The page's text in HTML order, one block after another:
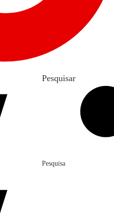
Pesquisar
Pesquisa